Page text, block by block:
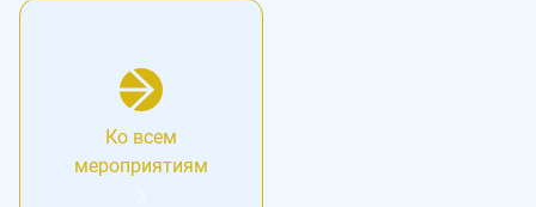
Ко всем
мероприятиям